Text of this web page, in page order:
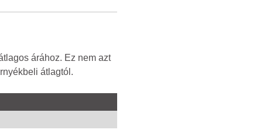
árához. Ez nem azt
átlagtól.